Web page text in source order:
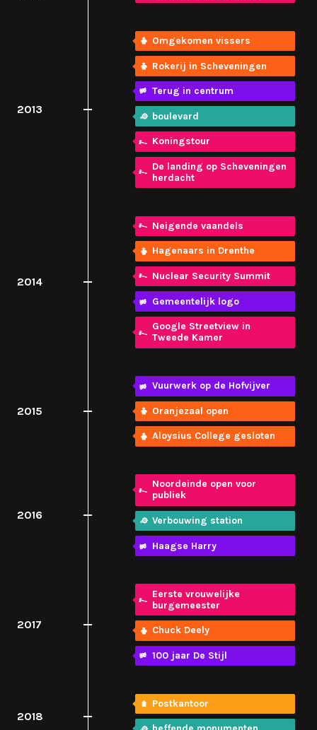
2013
Omgekomen vissers
Rokerij in Scheveningen
Terug in centrum
boulevard
Koningstour
De landing op Scheveningen
herdacht
2014
Neigende vaandels
Hagenaars in Drenthe
Nuclear Security Summit
Gemeentelijk logo
Google Streetview in
Tweede Kamer
2015
Vuurwerk op de Hofvijver
Oranjezaal open
Aloysius College gesloten
2016
Noordeinde open voor
publiek
Verbouwing station
Haagse Harry
2017
Eerste vrouwelijke
burgemeester
Chuck Deely
100 jaar De Stijl
2018
Postkantoor